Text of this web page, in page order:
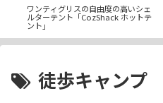
ワンティグリスの自由度の高いシェ
ルターテント「CozShack ホットテ
ント」
徒歩キャンプ